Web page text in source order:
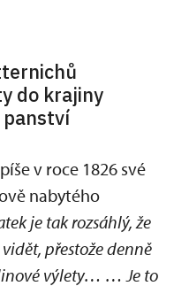
do krajiny
panství
v roce 1826 své
nabytého
je tak rozsáhlý, že
přestože denně
výlety… … Je to